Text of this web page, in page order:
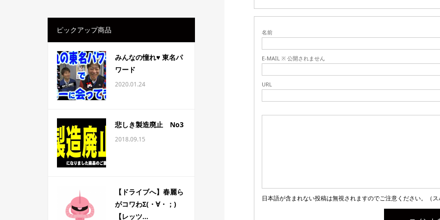
名前
E-MAIL ※ 公開されません
URL
日本語が含まれない投稿は無視されますのでご注意ください。（ス
ピックアップ商品
みんなの憧れ♥ 東名パ
ワード
2020.01.24
悲しき製造廃止 No3
2018.09.15
【ドライブへ】春麗ら
がコワわΣ(・∀・；)
【レッツ...